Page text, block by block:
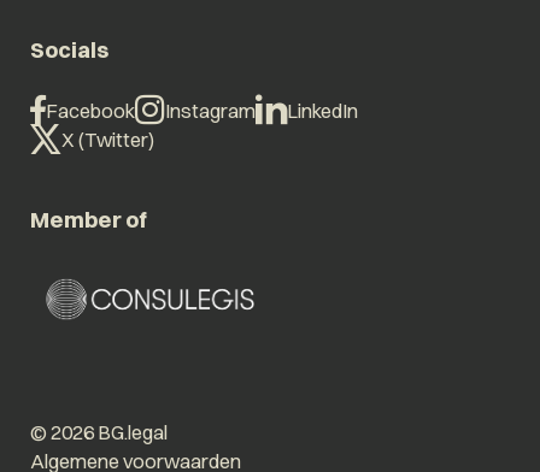
Socials
Facebook Instagram
LinkedIn
X (Twitter)
Member of
© 2026 BG.legal
Algemene voorwaarden